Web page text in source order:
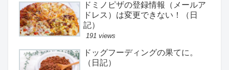
ドミノピザの登録情報（メールア
ドレス）は変更できない！（日
記）
191 views
ドッグフーディングの果てに。
（日記）